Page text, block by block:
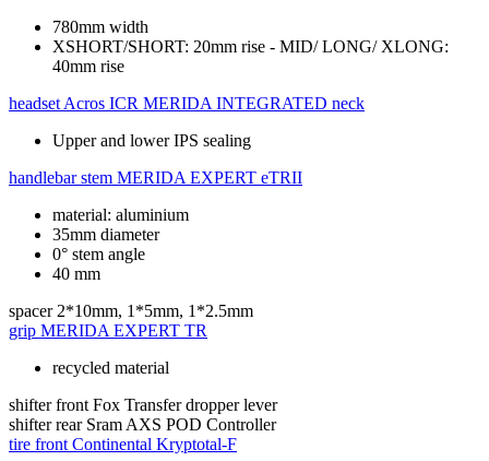
780mm width
XSHORT/SHORT: 20mm rise - MID/ LONG/ XLONG:
40mm rise
headset Acros ICR MERIDA INTEGRATED neck
Upper and lower IPS sealing
handlebar stem MERIDA EXPERT eTRII
material: aluminium
35mm diameter
0° stem angle
40 mm
spacer 2*10mm, 1*5mm, 1*2.5mm
grip MERIDA EXPERT TR
recycled material
shifter front Fox Transfer dropper lever
shifter rear Sram AXS POD Controller
tire front Continental Kryptotal-F